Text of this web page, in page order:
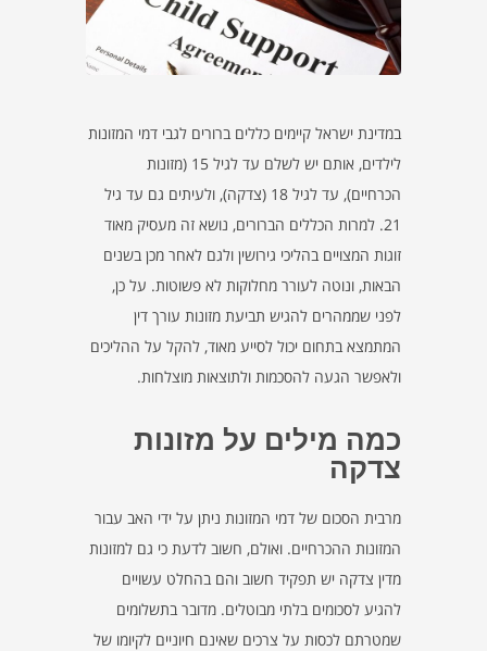
במדינת ישראל קיימים כללים ברורים לגבי דמי המזונות
לילדים, אותם יש לשלם עד לגיל 15 (מזונות
הכרחיים), עד לגיל 18 (צדקה), ולעיתים גם עד גיל
21. למרות הכללים הברורים, נושא זה מעסיק מאוד
זוגות המצויים בהליכי גירושין ולגם לאחר מכן בשנים
הבאות, ונוטה לעורר מחלוקות לא פשוטות. על כן,
לפני שממהרים להגיש תביעת מזונות עורך דין
המתמצא בתחום יכול לסייע מאוד, להקל על ההליכים
ולאפשר הגעה להסכמות ולתוצאות מוצלחות.
כמה מילים על מזונות
צדקה
מרבית הסכום של דמי המזונות ניתן על ידי האב עבור
המזונות ההכרחיים. ואולם, חשוב לדעת כי גם למזונות
מדין צדקה יש תפקיד חשוב והם בהחלט עשויים
להגיע לסכומים בלתי מבוטלים. מדובר בתשלומים
שמטרתם לכסות על צרכים שאינם חיוניים לקיומו של